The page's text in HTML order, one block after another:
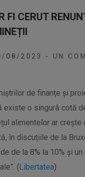
FI CERUT
08/2023 - UN
de finanțe și
o singură cotă
alimentelor ar
în discuțiile de la
de la 8% la 10% și
(Libertatea)